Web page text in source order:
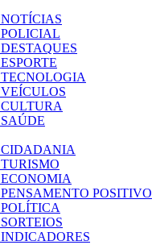
NOTÍCIAS
POLICIAL
DESTAQUES
ESPORTE
TECNOLOGIA
VEÍCULOS
CULTURA
SAÚDE
CIDADANIA
TURISMO
ECONOMIA
PENSAMENTO POSITIVO
POLÍTICA
SORTEIOS
INDICADORES